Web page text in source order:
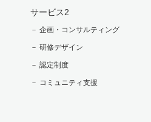
サービス2
－ 企画・コンサルティング
－ 研修デザイン
－ 認定制度
－ コミュニティ支援